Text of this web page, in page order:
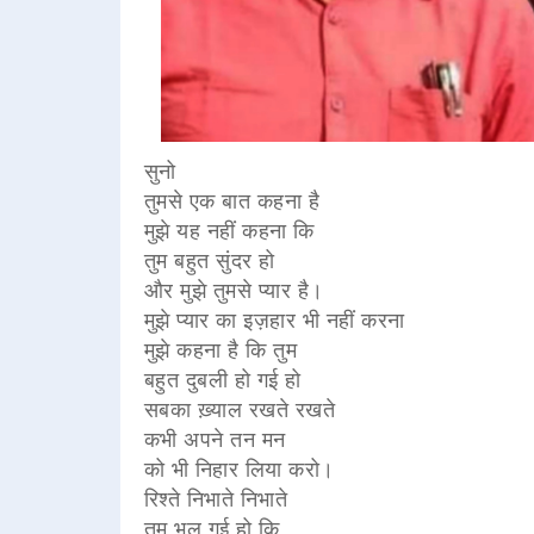
सुनो
तुमसे एक बात कहना है
मुझे यह नहीं कहना कि
तुम बहुत सुंदर हो
और मुझे तुमसे प्यार है।
मुझे प्यार का इज़हार भी नहीं करना
मुझे कहना है कि तुम
बहुत दुबली हो गई हो
सबका ख़्याल रखते रखते
कभी अपने तन मन
को भी निहार लिया करो।
रिश्ते निभाते निभाते
तुम भूल गई हो कि